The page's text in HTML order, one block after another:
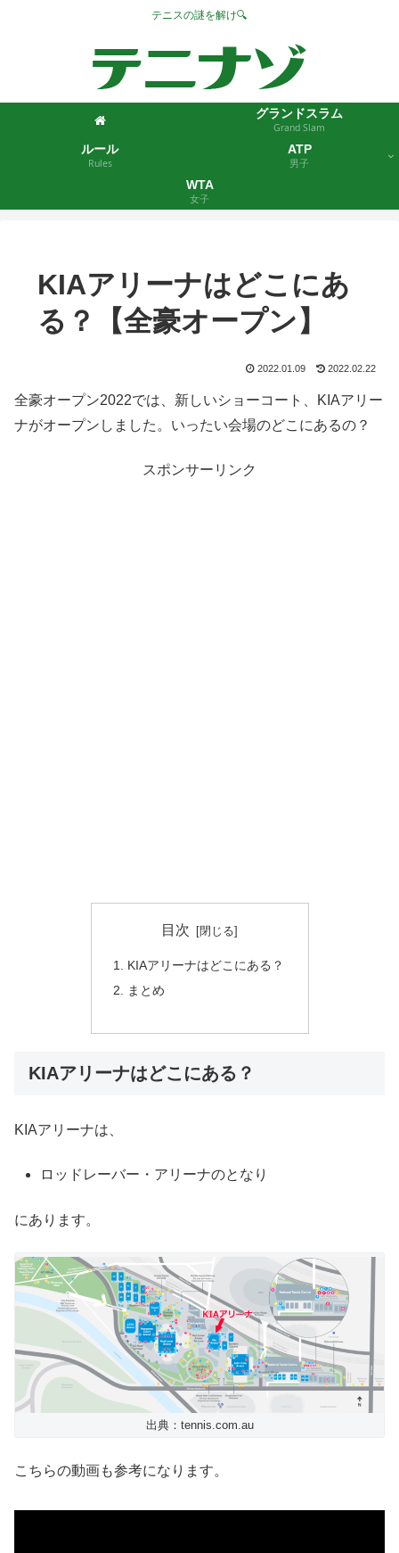
テニスの謎を解け🔍
グランドスラム
Grand Slam
ルール
Rules
ATP
男子
WTA
女子
KIAアリーナはどこにあ
る？【全豪オープン】
2022.01.09 2022.02.22
全豪オープン2022では、新しいショーコート、KIAアリー
ナがオープンしました。いったい会場のどこにあるの？
スポンサーリンク
目次
KIAアリーナはどこにある？
まとめ
KIAアリーナはどこにある？
KIAアリーナは、
ロッドレーバー・アリーナのとなり
にあります。
出典：tennis.com.au
こちらの動画も参考になります。